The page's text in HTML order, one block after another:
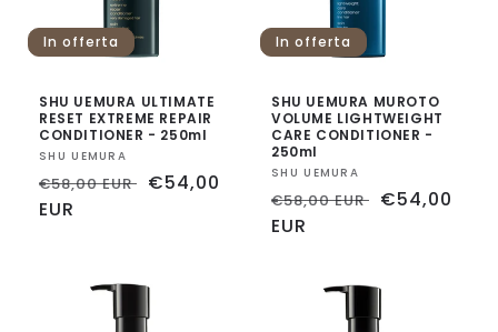
In offerta
SHU UEMURA ULTIMATE
RESET EXTREME REPAIR
CONDITIONER - 250ml
Fornitore:
SHU UEMURA
Prezzo
di
€58,00 EUR Prezzo
€54,00
EUR
In offerta
SHU UEMURA MUROTO
VOLUME LIGHTWEIGHT
CARE CONDITIONER -
250ml
Fornitore:
SHU UEMURA
Prezzo
di
€58,00 EUR Prezzo
€54,00
EUR